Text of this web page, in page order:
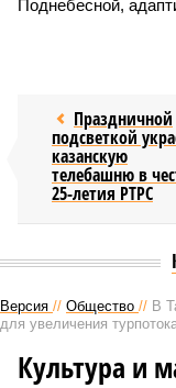
Поднебесной,
Праздничной
подсветкой
казанскую
телебашню в
25-летия РТРС
Версия // Общество // В
для увеличения
Культура и